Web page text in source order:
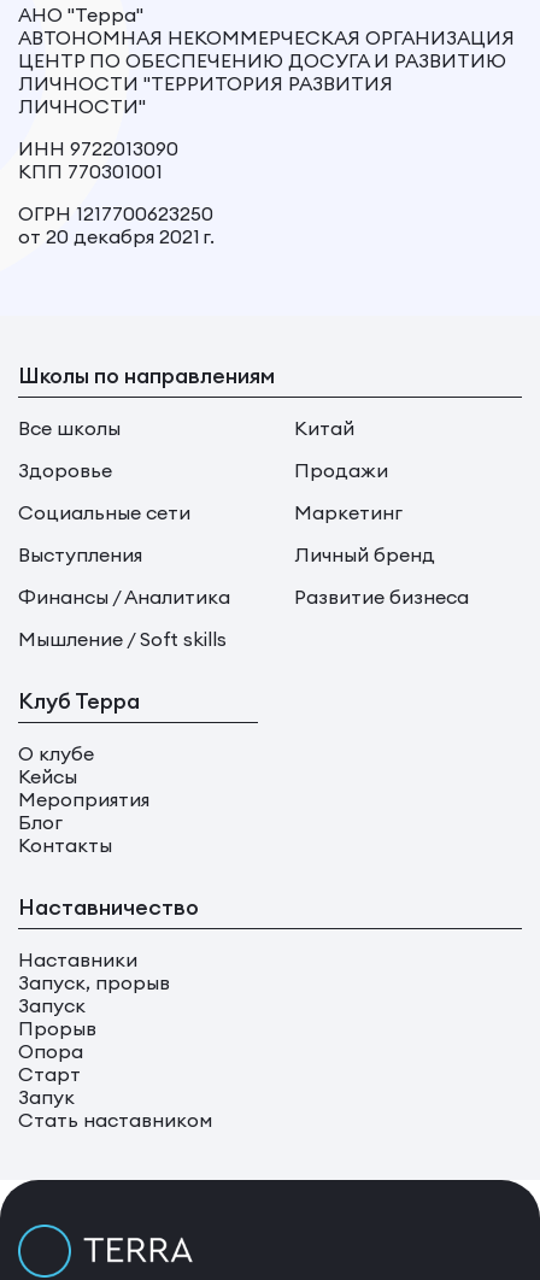
АНО "Терра"
АВТОНОМНАЯ НЕКОММЕРЧЕСКАЯ ОРГАНИЗАЦИЯ
ЦЕНТР ПО ОБЕСПЕЧЕНИЮ ДОСУГА И РАЗВИТИЮ
ЛИЧНОСТИ "ТЕРРИТОРИЯ РАЗВИТИЯ
ЛИЧНОСТИ"
ИНН 9722013090
КПП 770301001
ОГРН 1217700623250
от 20 декабря 2021 г.
Школы по направлениям
Все школы
Китай
Здоровье
Продажи
Социальные сети
Маркетинг
Выступления
Личный бренд
Финансы / Аналитика
Развитие бизнеса
Мышление / Soft skills
Клуб Терра
О клубе
Кейсы
Мероприятия
Блог
Контакты
Наставничество
Наставники
Запуск, прорыв
Запуск
Прорыв
Опора
Старт
Запук
Стать наставником